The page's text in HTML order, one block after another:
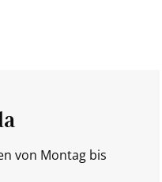
von Montag bis